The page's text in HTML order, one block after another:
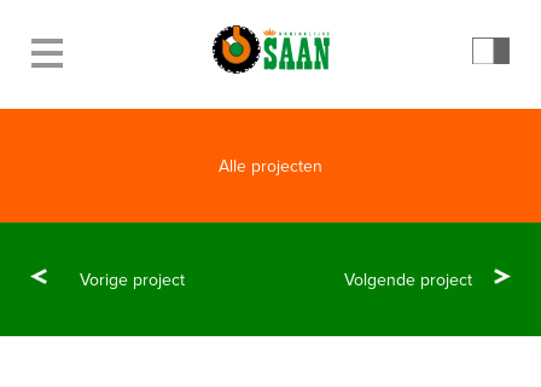
Alle projecten
Vorige project Volgende project